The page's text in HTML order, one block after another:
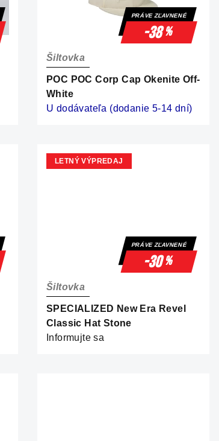
PRÁVE ZĽAVNENÉ
-38%
POC POC Corp Cap Okenite Off-
White
Šiltovka
U dodávateľa (dodanie 5-14 dní)
LETNÝ VÝPREDAJ
PRÁVE ZĽAVNENÉ
-30%
SPECIALIZED New Era Revel
Classic Hat Stone
Šiltovka
Informujte sa